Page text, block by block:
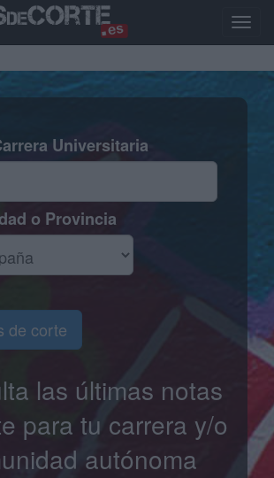
Toggle
Universitaria
o Provincia
de corte
las últimas notas
para tu carrera y/o
autónoma